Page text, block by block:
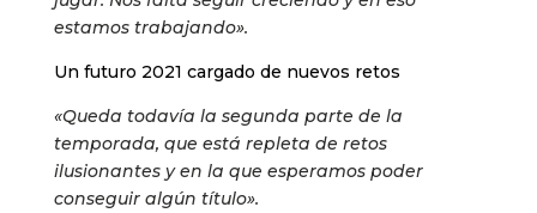
estamos trabajando».
Un futuro 2021 cargado de nuevos retos
«Queda todavía la segunda parte de la
temporada, que está repleta de retos
ilusionantes y en la que esperamos poder
conseguir algún título».